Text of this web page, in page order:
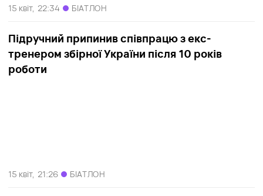
15 квіт, 22:34 БІАТЛОН
Підручний припинив співпрацю з екс-
тренером збірної України після 10 років
роботи
15 квіт, 21:26 БІАТЛОН